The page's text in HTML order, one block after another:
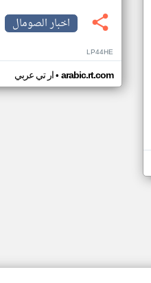
اخبار الصومال
LP44HE
ار تي عربي• arabic.rt.com